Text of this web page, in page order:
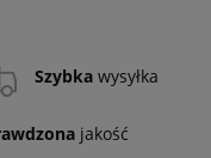
Szybka wysyłka
jakość